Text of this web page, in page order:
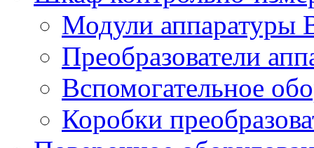
Модули аппаратуры
Преобразователи
Вспомогательное
Коробки